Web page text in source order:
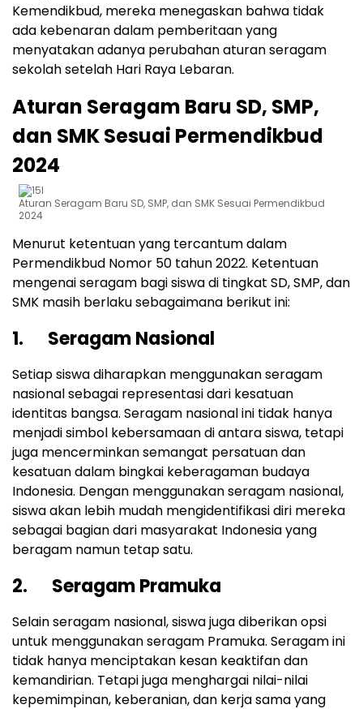
Kemendikbud, mereka menegaskan bahwa tidak
ada kebenaran dalam pemberitaan yang
menyatakan adanya perubahan aturan seragam
sekolah setelah Hari Raya Lebaran.
Aturan Seragam Baru SD, SMP,
dan SMK Sesuai Permendikbud
2024
Aturan Seragam Baru SD, SMP, dan SMK Sesuai Permendikbud
2024
Menurut ketentuan yang tercantum dalam
Permendikbud Nomor 50 tahun 2022. Ketentuan
mengenai seragam bagi siswa di tingkat SD, SMP, dan
SMK masih berlaku sebagaimana berikut ini:
1. Seragam Nasional
Setiap siswa diharapkan menggunakan seragam
nasional sebagai representasi dari kesatuan
identitas bangsa. Seragam nasional ini tidak hanya
menjadi simbol kebersamaan di antara siswa, tetapi
juga mencerminkan semangat persatuan dan
kesatuan dalam bingkai keberagaman budaya
Indonesia. Dengan menggunakan seragam nasional,
siswa akan lebih mudah mengidentifikasi diri mereka
sebagai bagian dari masyarakat Indonesia yang
beragam namun tetap satu.
2. Seragam Pramuka
Selain seragam nasional, siswa juga diberikan opsi
untuk menggunakan seragam Pramuka. Seragam ini
tidak hanya menciptakan kesan keaktifan dan
kemandirian. Tetapi juga menghargai nilai-nilai
kepemimpinan, keberanian, dan kerja sama yang